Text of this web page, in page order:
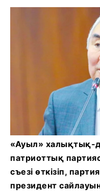
«Ауыл» халықтық-
патриоттық
съезі өткізіп,
президент